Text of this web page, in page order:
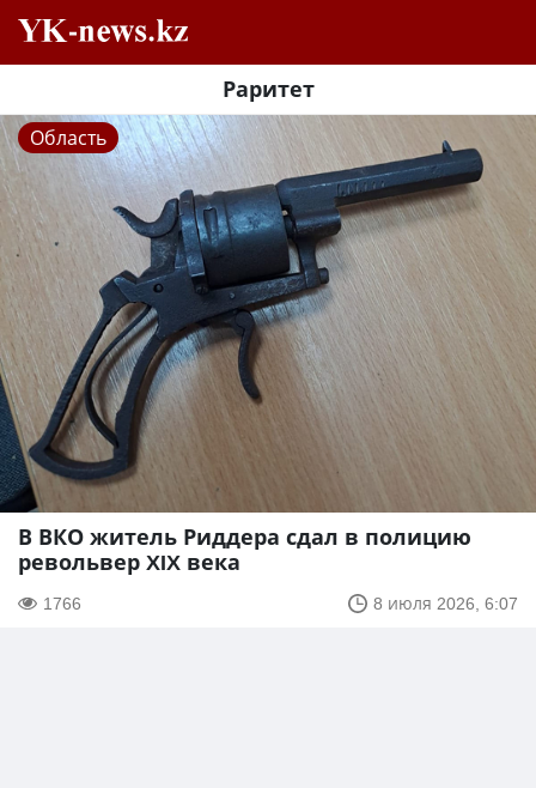
Раритет
Область
В ВКО житель Риддера сдал в полицию
револьвер XIX века
1766 8 июля 2026, 6:07